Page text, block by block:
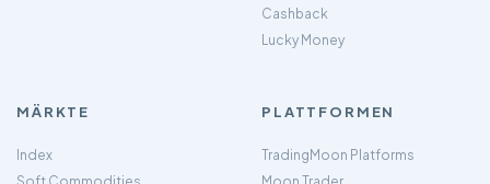
Cashback
Lucky Money
MÄRKTE
Index
PLATTFORMEN
TradingMoon Platforms